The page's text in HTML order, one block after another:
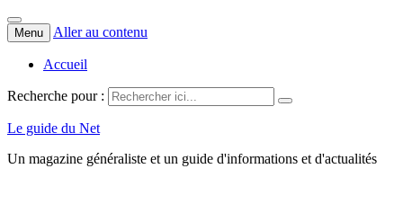
Menu Aller au contenu
Accueil
Recherche pour :
Le guide du Net
Un magazine généraliste et un guide d'informations et d'actualités